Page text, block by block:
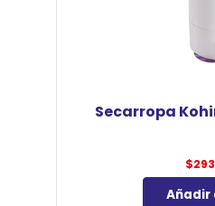
Secarropa
$
Añadir